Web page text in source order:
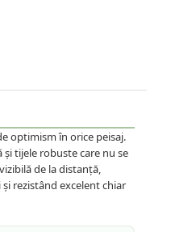
optimism în orice peisaj.
tijele robuste care nu se
de la distanță,
rezistând excelent chiar